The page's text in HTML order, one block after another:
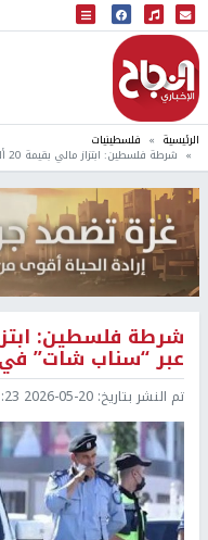
البث المباشر
إذاعة النجاح
الرئيسية فلسطينيات
شرطة فلسطين: ابتزاز مالي بقيمة 20 ألف دينار عبر “سناب شات” في ضواحي القدس
عبر “سناب شات”
تم النشر بتاريخ: 2026-05-20 21:23